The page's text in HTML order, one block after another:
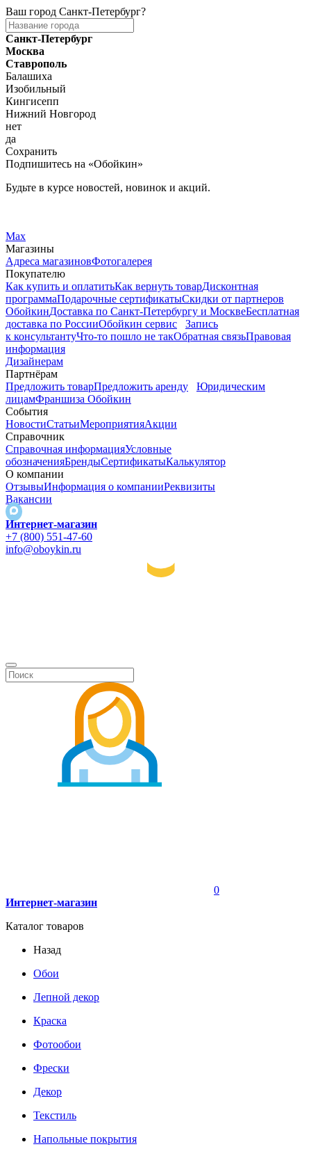
Ваш город Санкт-Петербург?
Санкт-Петербург
Москва
Ставрополь
Балашиха
Изобильный
Кингисепп
Нижний Новгород
нет
да
Сохранить
Подпишитесь на «Обойкин»
Будьте в курсе новостей, новинок и акций.
Max
Магазины
Адреса магазиновФотогалерея
Покупателю
Как купить и оплатитьКак вернуть товарДисконтная
программаПодарочные сертификатыСкидки от партнеров
ОбойкинДоставка по Санкт-Петербургу и МосквеБесплатная
доставка по РоссииОбойкин сервис
Запись
к консультантуЧто-то пошло не такОбратная связьПравовая
информация
Дизайнерам
Партнёрам
Предложить товарПредложить аренду
Юридическим
лицамФраншиза Обойкин
События
НовостиСтатьиМероприятияАкции
Справочник
Справочная информацияУсловные
обозначенияБрендыСертификатыКалькулятор
О компании
ОтзывыИнформация о компанииРеквизиты
Вакансии
Интернет-магазин
+7 (800) 551-47-60
info@oboykin.ru
0
Интернет-магазин
Каталог товаров
Назад
Обои
Лепной декор
Краска
Фотообои
Фрески
Декор
Текстиль
Напольные покрытия